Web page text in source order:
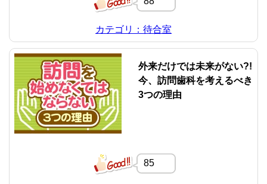
カテゴリ：待合室
外来だけでは未来がない?!
今、訪問歯科を考えるべき
3つの理由
85